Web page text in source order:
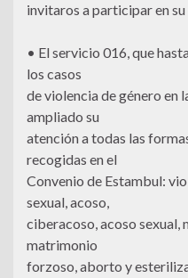
invitaros a participar en
• El servicio 016, que
los casos
de violencia de género en
ampliado su
atención a todas las
recogidas en el
Convenio de Estambul:
sexual, acoso,
ciberacoso, acoso sexual,
matrimonio
forzoso, aborto y